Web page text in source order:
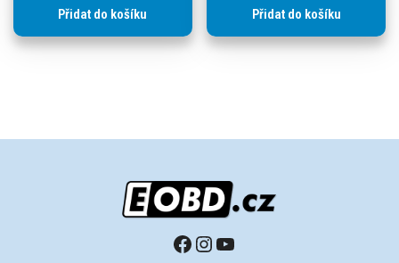
Přidat do košíku Přidat do košíku